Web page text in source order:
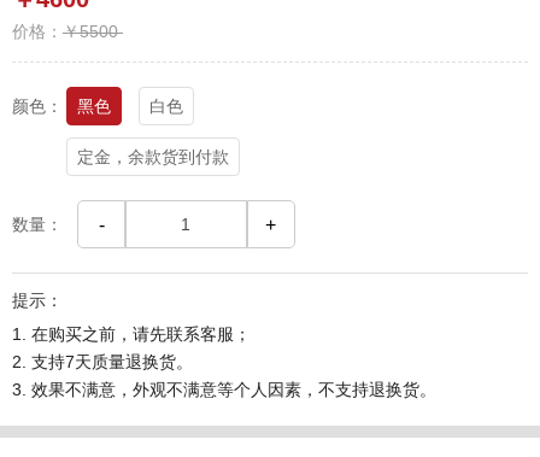
价格： ￥5500
颜色： 黑色 白色
定金，余款货到付款
数量： - +
提示：
1. 在购买之前，请先联系客服；
2. 支持7天质量退换货。
3. 效果不满意，外观不满意等个人因素，不支持退换货。